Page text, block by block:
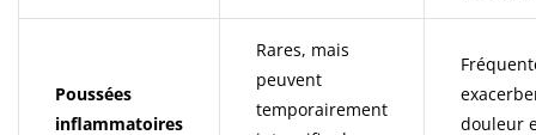
Poussées
inflammatoires
Rares, mais
peuvent
temporairement
douleur